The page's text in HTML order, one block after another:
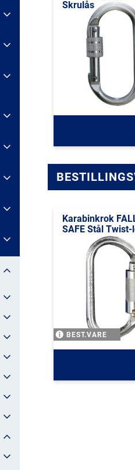
Skrulås
Karabinkrok
SAFE Stål Twist-
BEST.VARE